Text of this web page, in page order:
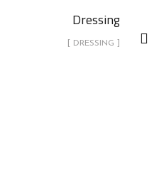
Dressing
[ DRESSING ]